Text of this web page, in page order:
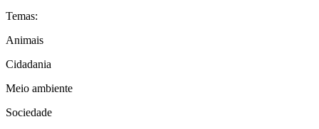
Temas:
Animais
Cidadania
Meio ambiente
Sociedade